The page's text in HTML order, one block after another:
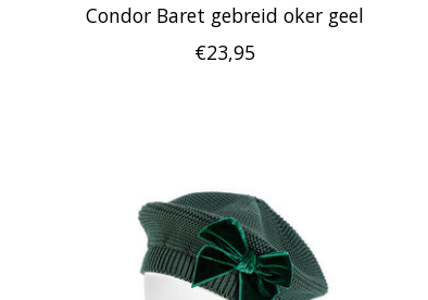
Condor Baret gebreid oker geel
€23,95